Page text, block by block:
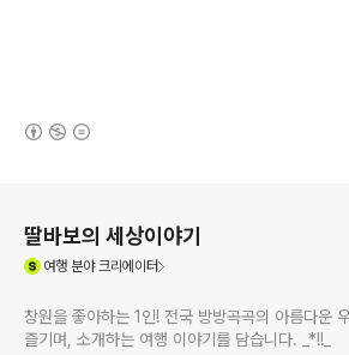
딸바보의 세상이야기
여행분야 크리에이터
창원을 좋아하는 1인! 전국 방방곡곡의 아름다운 우리나라를
즐기며, 소개하는 여행 이야기를 담습니다. _*!!_